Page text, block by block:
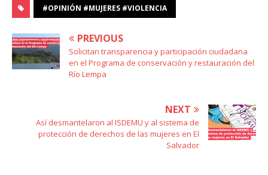
#OPINIÓN #MUJERES #VIOLENCIA
PREVIOUS
Solicitan transparencia y participación ciudadana
en el Programa de conservación y restauración del
Río Lempa
NEXT
Así desmantelaron al ISDEMU y al sistema de
protección de derechos de las mujeres en El
Salvador